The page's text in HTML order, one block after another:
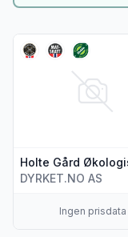
DYRKET.NO AS
Ingen prisdata
Vis flere detaljer